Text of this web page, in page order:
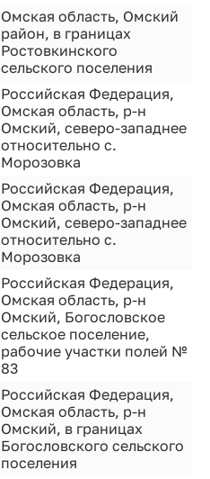
Омская область, Омский
район, в границах
Ростовкинского
сельского поселения
Российская Федерация,
Омская область, р-н
Омский, северо-западнее
относительно с.
Морозовка
Российская Федерация,
Омская область, р-н
Омский, северо-западнее
относительно с.
Морозовка
Российская Федерация,
Омская область, р-н
Омский, Богословское
сельское поселение,
рабочие участки полей №
83
Российская Федерация,
Омская область, р-н
Омский, в границах
Богословского сельского
поселения